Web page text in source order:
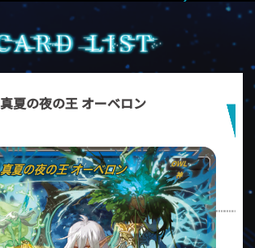
真夏の夜の王 オーベロン